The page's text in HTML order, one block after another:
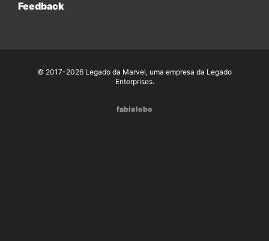
Feedback
© 2017-2026 Legado da Marvel, uma empresa da Legado
Enterprises.
fabiolobo